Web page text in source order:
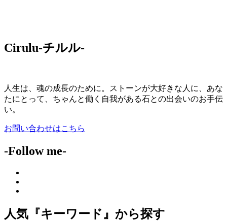
Cirulu-チルル-
人生は、魂の成長のために。ストーンが大好きな人に、あな
たにとって、ちゃんと働く自我がある石との出会いのお手伝
い。
お問い合わせはこちら
-Follow me-
人気『キーワード』から探す